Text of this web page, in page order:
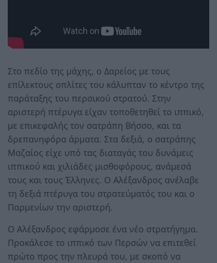
Στο πεδίο της μάχης, ο Δαρείος με τους
επίλεκτους οπλίτες του κάλυπταν το κέντρο της
παράταξης του περσικού στρατού. Στην
αριστερή πτέρυγα είχαν τοποθετηθεί το ιππικό,
με επικεφαλής τον σατράπη Βήσσο, και τα
δρεπανηφόρα άρματα. Στα δεξιά, ο σατράπης
Μαζαίος είχε υπό τας διαταγάς του δυνάμεις
ιππικού και χιλιάδες μισθοφόρους, ανάμεσά
τους και τους Έλληνες. Ο Αλέξανδρος ανέλαβε
τη δεξιά πτέρυγα του στρατεύματός του και ο
Παρμενίων την αριστερή.
Ο Αλέξανδρος εφάρμοσε ένα νέο στρατήγημα.
Προκάλεσε το ιππικό των Περσών να επιτεθεί
πρώτο προς την πλευρά του, με σκοπό να